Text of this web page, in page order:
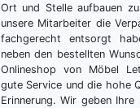
Ort und Stelle aufbauen
unsere Mitarbeiter die
fachgerecht entsorgt
neben den bestellten
Onlineshop von Möbel
gute Service und die hohe
Erinnerung. Wir geben Ihre